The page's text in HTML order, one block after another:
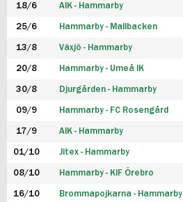
18/6 AIK - Hammarby
25/6 Hammarby - Mallbacken
13/8 Växjö - Hammarby
20/8 Hammarby - Umeå IK
30/8 Djurgården - Hammarby
09/9 Hammarby - FC Rosengård
17/9 AIK - Hammarby
01/10 Jitex - Hammarby
08/10 Hammarby - KIF Örebro
16/10 Brommapojkarna - Hammarby